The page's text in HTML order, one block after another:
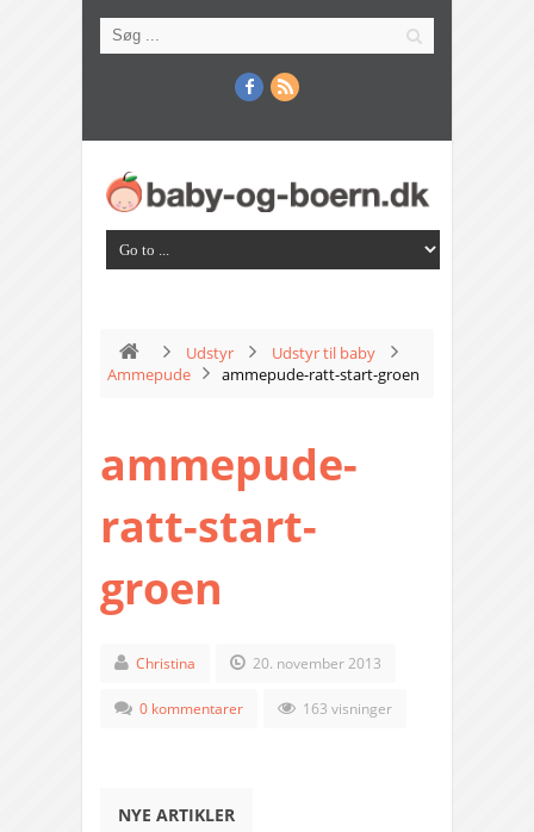
Udstyr
Udstyr til baby
Ammepude
ammepude-ratt-start-groen
ammepude-
ratt-start-
groen
Christina 20. november 2013
0 kommentarer 163 visninger
NYE ARTIKLER